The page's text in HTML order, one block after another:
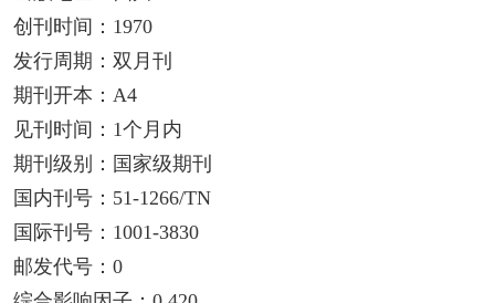
创刊时间：1970
发行周期：双月刊
期刊开本：A4
见刊时间：1个月内
期刊级别：国家级期刊
国内刊号：51-1266/TN
国际刊号：1001-3830
邮发代号：0